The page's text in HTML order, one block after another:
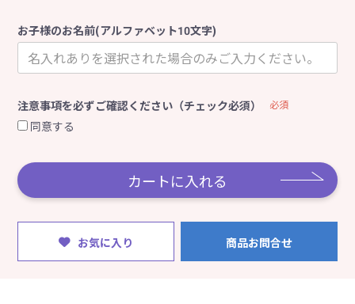
お子様のお名前(アルファベット10文字)
注意事項を必ずご確認ください（チェック必須） 必須
同意する
カートに入れる
お気に入り 商品お問合せ